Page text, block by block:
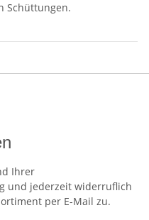
Schüttungen.
Ihrer
und jederzeit widerruflich
per E-Mail zu.